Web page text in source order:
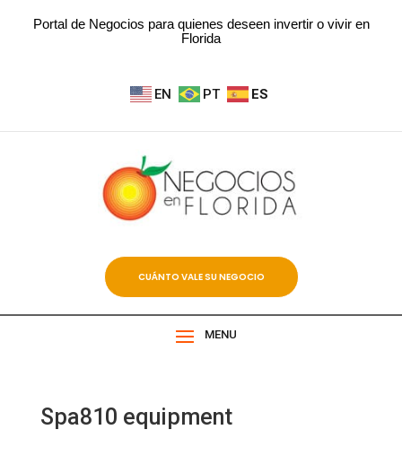
Portal de Negocios para quienes deseen invertir o vivir en
Florida
EN PT ES
CUÁNTO VALE SU NEGOCIO
MENU
Spa810 equipment